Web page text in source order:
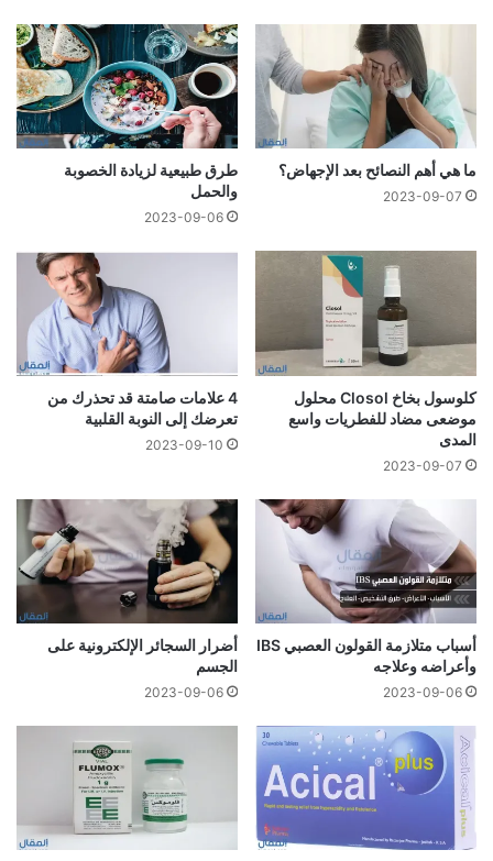
ما هي أهم النصائح بعد الإجهاض؟
2023-09-07
طرق طبيعية لزيادة الخصوبة
والحمل
2023-09-06
كلوسول بخاخ Closol محلول
موضعى مضاد للفطريات واسع
المدى
2023-09-07
4 علامات صامتة قد تحذرك من
تعرضك إلى النوبة القلبية
2023-09-10
أسباب متلازمة القولون العصبي IBS
وأعراضه وعلاجه
2023-09-06
أضرار السجائر الإلكترونية على
الجسم
2023-09-06